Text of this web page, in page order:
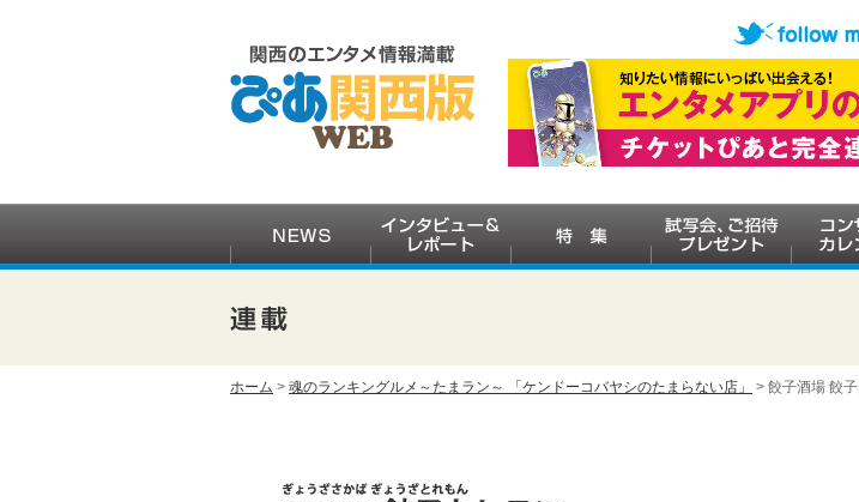
ホーム > 魂のランキングルメ～たまラン～ 「ケンドーコバヤシのたまらない店」 > 餃子酒場 餃